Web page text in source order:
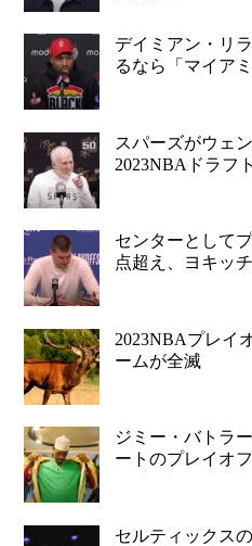
デイミアン・リ
るなら「マイア
スパーズがウェ
2023NBAドラフ
センターとして
点超え、ヨキッ
2023NBAプレイ
ームが全滅
ジミー・バトラ
ートのプレイオ
セルティックス